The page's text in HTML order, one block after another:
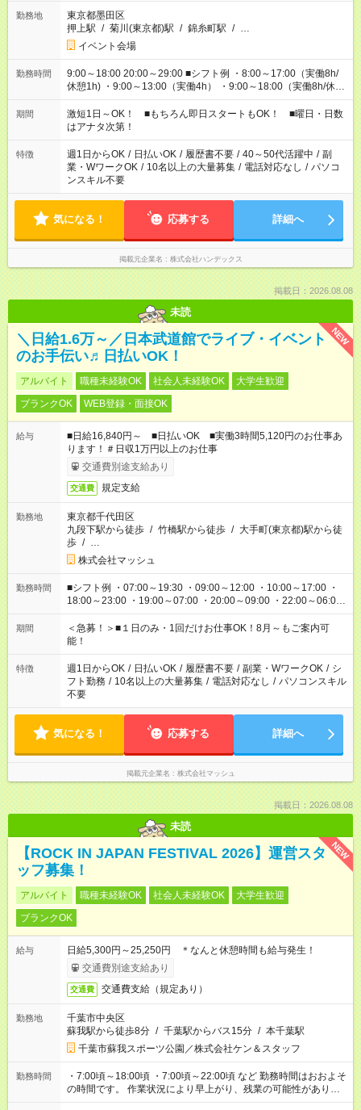
勤務地
東京都墨田区
押上駅 / 菊川(東京都)駅 / 錦糸町駅 / …
イベント会場
勤務時間
9:00～18:00 20:00～29:00 ■シフト例 ・8:00～17:00（実働8h/
休憩1h) ・9:00～13:00（実働4h） ・9:00～18:00（実働8h/休憩
1h) ・13:00～17:00（実働4h) ・21:00～翌5:00（実働7h/休憩
1h) など 作業時間は4h～8hで現場により変動あり！ 早く終わ
っても日給保証！ シフトはお気軽にご相談ください♪
期間
激短1日～OK！ ■もちろん即日スタートもOK！ ■曜日・日数
はアナタ次第！
特徴 週1日からOK / 日払いOK / 履歴書不要 / 40～50代活躍中 / 副
業・WワークOK / 10名以上の大量募集 / 電話対応なし / パソコ
ンスキル不要
気になる！ 応募する 詳細へ
掲載元企業名 株式会社ハンデックス
掲載日：2026.08.08
未読
NEW
＼日給1.6万～／日本武道館でライブ・イベント
のお手伝い♬日払いOK！
アルバイト 職種未経験OK 社会人未経験OK
大学生歓迎
ブランクOK
WEB登録・面接OK
給与
■日給16,840円～ ■日払いOK ■実働3時間5,120円のお仕事あ
ります！＃日収1万円以上のお仕事
交通費別途支給あり
交通費 規定支給
勤務地
東京都千代田区
九段下駅から徒歩 / 竹橋駅から徒歩 / 大手町(東京都)駅から徒
歩 / …
株式会社マッシュ
勤務時間
■シフト例 ・07:00～19:30 ・09:00～12:00 ・10:00～17:00 ・
18:00～23:00 ・19:00～07:00 ・20:00～09:00 ・22:00～06:00
etc ★最短で3時間で5,120円のお仕事から 15時間で2万円近く稼
げるお仕事も！ ご希望のお時間に合わせてご紹介！ ※シフトは
現場によって異なります。 ※勿論、休憩時間はあるのでご安心
ください！
期間
＜急募！＞■１日のみ・1回だけお仕事OK！8月～もご案内可
能！
特徴 週1日からOK / 日払いOK / 履歴書不要 / 副業・WワークOK / シ
フト勤務 / 10名以上の大量募集 / 電話対応なし / パソコンスキル
不要
気になる！ 応募する 詳細へ
掲載元企業名 株式会社マッシュ
掲載日：2026.08.08
未読
NEW
【ROCK IN JAPAN FESTIVAL 2026】運営スタ
ッフ募集！
アルバイト 職種未経験OK 社会人未経験OK
大学生歓迎
ブランクOK
給与
日給5,300円～25,250円 ＊なんと休憩時間も給与発生！
交通費別途支給あり
交通費 交通費支給（規定あり）
勤務地
千葉市中央区
蘇我駅から徒歩8分 / 千葉駅からバス15分 / 本千葉駅
千葉市蘇我スポーツ公園／株式会社ケン＆スタッフ
勤務時間
・7:00頃～18:00頃 ・7:00頃～22:00頃 など 勤務時間はおおよそ
の時間です。 作業状況により早上がり、残業の可能性がありま
す。